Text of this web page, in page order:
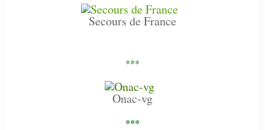
Secours de France
***
Onac-vg
***